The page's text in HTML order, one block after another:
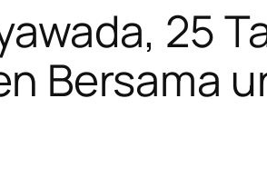
25
Bersama